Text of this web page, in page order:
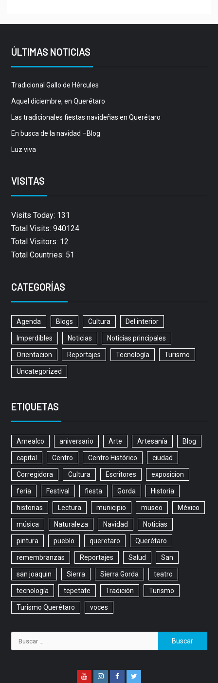
ÚLTIMAS NOTICIAS
Tradicional Gallo de Hércules
Aquel diciembre, en Querétaro
Las tradicionales fiestas navideñas en Querétaro
En busca de la navidad –Blog
Luz viva
VISITAS
Visits Today: 131
Total Visits: 940124
Total Visitors: 12
Total Countries: 51
CATEGORÍAS
Agenda Blogs Cultura Del interior
Imperdibles Noticias Noticias principales
Orientacion Reportajes Tecnología Turismo
Uncategorized
ETIQUETAS
Amealco aniversario Arte Artesanía Blog
capital Centro Centro Histórico ciudad
Corregidora Cultura Escritores exposicion
feria Festival fiesta Gorda Historia
historias Lectura municipio museo México
música Naturaleza Navidad Noticias
pintura pueblo queretaro Querétaro
remembranzas Reportajes Salud San
san joaquin Sierra Sierra Gorda teatro
tecnología tepetate Tradición Turismo
Turismo Querétaro voces